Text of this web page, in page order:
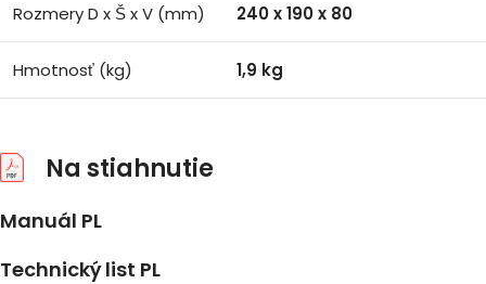
Rozmery D x Š x V (mm) 240 x 190 x 80
Hmotnosť (kg) 1,9 kg
Na stiahnutie
Manuál PL
Technický list PL